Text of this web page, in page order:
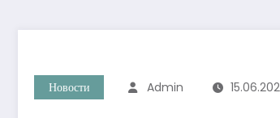
Новости Admin